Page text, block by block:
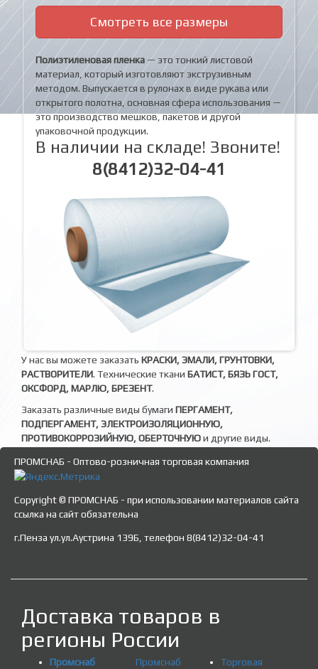
Смотреть все размеры
Полиэтиленовая пленка — это тонкий листовой
материал, который изготовляют экструзивным
методом. Выпускается в рулонах в виде рукава или
открытого полотна, основная сфера использования —
это производство мешков, пакетов и другой
упаковочной продукции.
В наличии на складе! Звоните!
8(8412)32-04-41
У нас вы можете заказать КРАСКИ, ЭМАЛИ, ГРУНТОВКИ,
РАСТВОРИТЕЛИ. Технические ткани БАТИСТ, БЯЗЬ ГОСТ,
ОКСФОРД, МАРЛЮ, БРЕЗЕНТ.
Заказать различные виды бумаги ПЕРГАМЕНТ,
ПОДПЕРГАМЕНТ, ЭЛЕКТРОИЗОЛЯЦИОННУЮ,
ПРОТИВОКОРРОЗИЙНУЮ, ОБЕРТОЧНУЮи другие виды.
ПРОМСНАБ - Оптово-розничная торговая компания
Copyright © ПРОМСНАБ - при использовании материалов сайта
ссылка на сайт обязательна
г.Пенза ул.ул.Аустрина 139Б, телефон 8(8412)32-04-41
Доставка товаров в
регионы России
Промснаб
Промснаб
Торговая